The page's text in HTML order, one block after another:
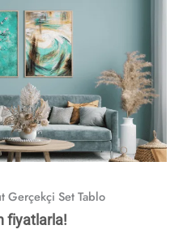
Gerçekçi Set Tablo
fiyatlarla!